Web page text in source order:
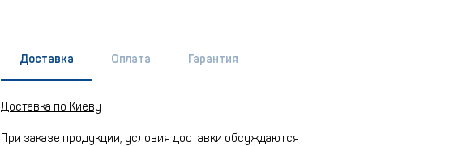
Доставка Оплата Гарантия
Доставка по Киеву
При заказе продукции, условия доставки обсуждаются